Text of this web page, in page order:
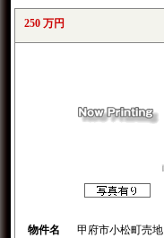
250 万円
物件名
甲府市小松町売地